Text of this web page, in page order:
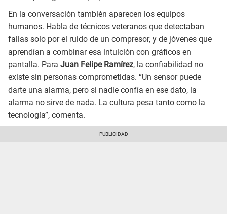
En la conversación también aparecen los equipos
humanos. Habla de técnicos veteranos que detectaban
fallas solo por el ruido de un compresor, y de jóvenes que
aprendían a combinar esa intuición con gráficos en
pantalla. Para Juan Felipe Ramírez, la confiabilidad no
existe sin personas comprometidas. “Un sensor puede
darte una alarma, pero si nadie confía en ese dato, la
alarma no sirve de nada. La cultura pesa tanto como la
tecnología”, comenta.